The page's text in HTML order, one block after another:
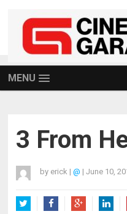
MENU
3 From
by erick | @ | June 10,